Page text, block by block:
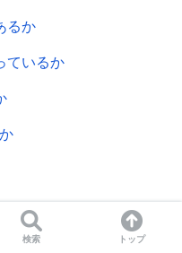
るか
ているか
検索 トップ